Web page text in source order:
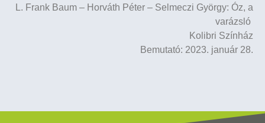
L. Frank Baum – Horváth Péter – Selmeczi György: Óz, a
varázsló
Kolibri Színház
Bemutató: 2023. január 28.